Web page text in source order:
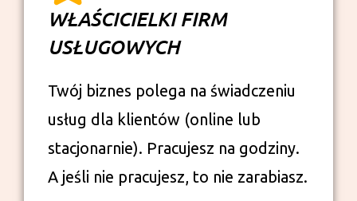
WŁAŚCICIELKI FIRM
USŁUGOWYCH
Twój biznes polega na świadczeniu
usług dla klientów (online lub
stacjonarnie). Pracujesz na godziny.
A jeśli nie pracujesz, to nie zarabiasz.